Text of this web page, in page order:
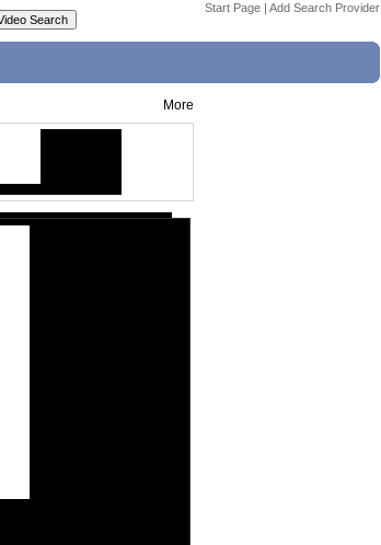
Start Page | Add Search Provider
More